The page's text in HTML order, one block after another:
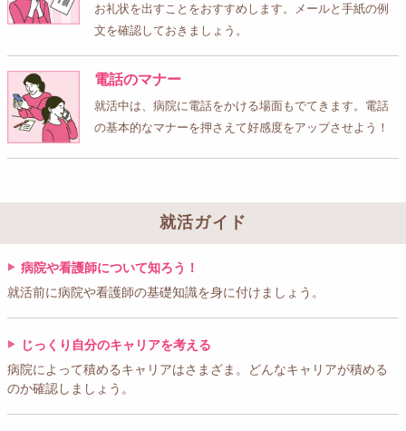
お礼状を出すことをおすすめします。メールと手紙の例
文を確認しておきましょう。
電話のマナー
就活中は、病院に電話をかける場面もでてきます。電話
の基本的なマナーを押さえて好感度をアップさせよう！
就活ガイド
病院や看護師について知ろう！
就活前に病院や看護師の基礎知識を身に付けましょう。
じっくり自分のキャリアを考える
病院によって積めるキャリアはさまざま。どんなキャリアが積める
のか確認しましょう。